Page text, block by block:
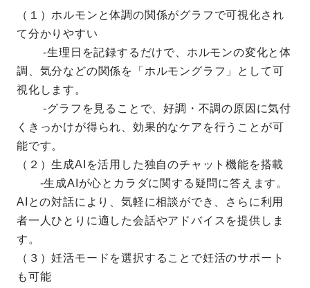
（１）ホルモンと体調の関係がグラフで可視化され
て分かりやすい
‐生理日を記録するだけで、ホルモンの変化と体
調、気分などの関係を「ホルモングラフ」として可
視化します。
‐グラフを見ることで、好調・不調の原因に気付
くきっかけが得られ、効果的なケアを行うことが可
能です。
（２）生成AIを活用した独自のチャット機能を搭載
‐生成AIが心とカラダに関する疑問に答えます。
AIとの対話により、気軽に相談ができ、さらに利用
者一人ひとりに適した会話やアドバイスを提供しま
す。
（３）妊活モードを選択することで妊活のサポート
も可能